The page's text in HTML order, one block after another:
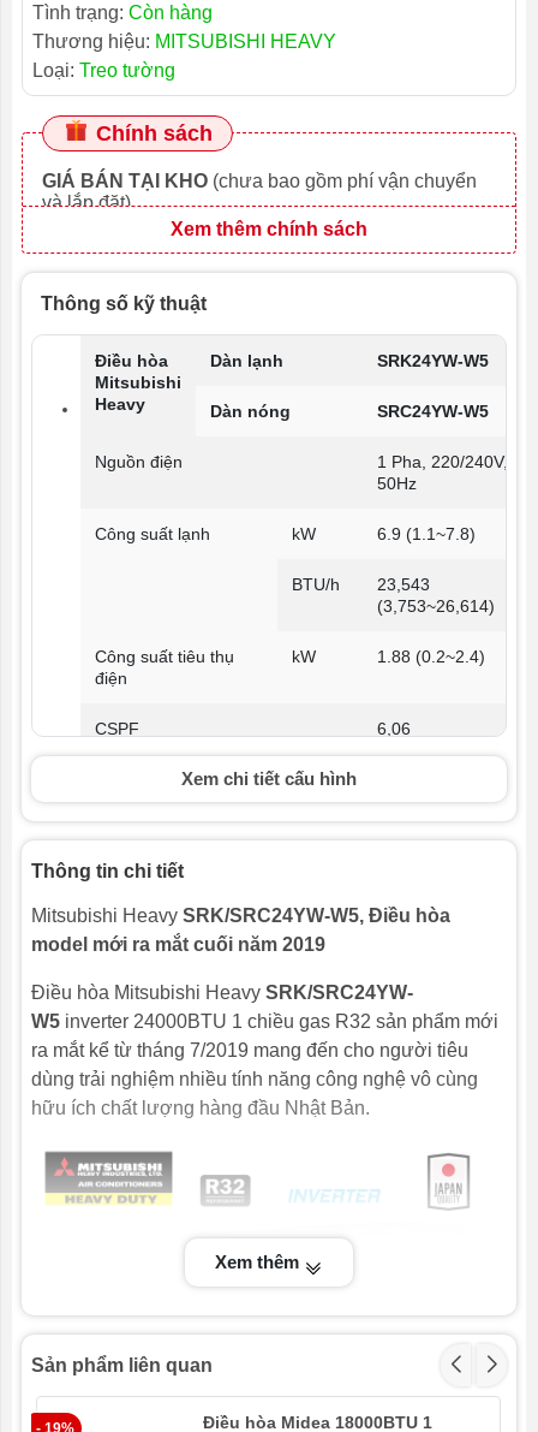
Tình trạng: Còn hàng
Thương hiệu: MITSUBISHI HEAVY
Loại: Treo tường
Chính sách
GIÁ BÁN TẠI KHO (chưa bao gồm phí vận chuyển
và lắp đặt)
Xem thêm chính sách
Thông số kỹ thuật
Điều hòa
Mitsubishi
Heavy
Dàn lạnh SRK24YW-W5
Dàn nóng SRC24YW-W5
Nguồn điện
1 Pha, 220/240V,
50Hz
Công suất lạnh kW 6.9 (1.1~7.8)
BTU/h
23,543
(3,753~26,614)
Công suất tiêu thụ
điện
kW 1.88 (0.2~2.4)
CSPF 6,06
A
(Cao x
Sâu)
nóng
lượng tịnh
lạnh
Dàn
nóng
kg 42
Lưu lượng
Dàn
m3/min
Dàn
nóng
m3/min 41,5
Kích cỡ
đường ống
Đường
lỏng
mm ɸ6.35 (1/4'')
Xem chi tiết cấu hình
Thông tin chi tiết
Mitsubishi Heavy SRK/SRC24YW-W5, Điều hòa
model mới ra mắt cuối năm 2019
Điều hòa Mitsubishi Heavy SRK/SRC24YW-
W5 inverter 24000BTU 1 chiều gas R32 sản phẩm mới
ra mắt kể từ tháng 7/2019 mang đến cho người tiêu
dùng trải nghiệm nhiều tính năng công nghệ vô cùng
hữu ích chất lượng hàng đầu Nhật Bản.
Xem thêm
Sản phẩm liên quan
- 19%
Điều hòa Midea 18000BTU 1